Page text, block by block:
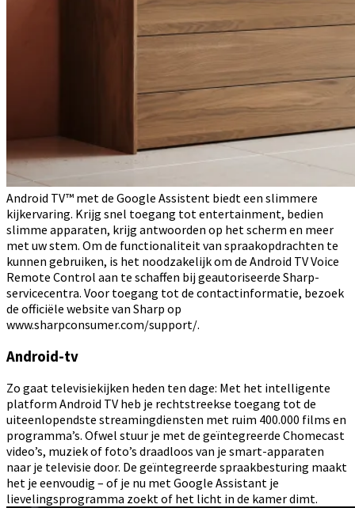
Android TV™ met de Google Assistent biedt een slimmere
kijkervaring. Krijg snel toegang tot entertainment, bedien
slimme apparaten, krijg antwoorden op het scherm en meer
met uw stem. Om de functionaliteit van spraakopdrachten te
kunnen gebruiken, is het noodzakelijk om de Android TV Voice
Remote Control aan te schaffen bij geautoriseerde Sharp-
servicecentra. Voor toegang tot de contactinformatie, bezoek
de officiële website van Sharp op
www.sharpconsumer.com/support/.
Android-tv
Zo gaat televisiekijken heden ten dage: Met het intelligente
platform Android TV heb je rechtstreekse toegang tot de
uiteenlopendste streamingdiensten met ruim 400.000 films en
programma’s. Ofwel stuur je met de geïntegreerde Chomecast
video’s, muziek of foto’s draadloos van je smart-apparaten
naar je televisie door. De geïntegreerde spraakbesturing maakt
het je eenvoudig – of je nu met Google Assistant je
lievelingsprogramma zoekt of het licht in de kamer dimt.